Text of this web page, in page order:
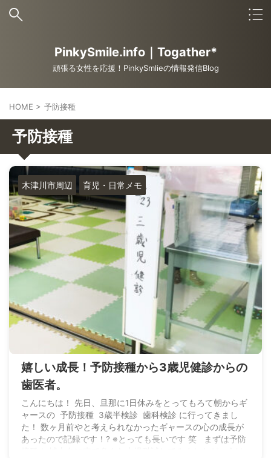
PinkySmile.info｜Togather*
頑張る女性を応援！PinkySmlieの情報発信Blog
HOME > 予防接種
予防接種
木津川市周辺 育児・日常メモ
嬉しい成長！予防接種から3歳児健診からの
歯医者。
こんにちは！ 先日、旦那に1日休みをとってもろて朝からギ
ャースの 予防接種 3歳半検診 歯科検診 に行ってきまし
た！ 数ヶ月前やと考えられなかったギャースの心の成長が
あったので記録です！? ※とっても長いです 笑 まずは予防